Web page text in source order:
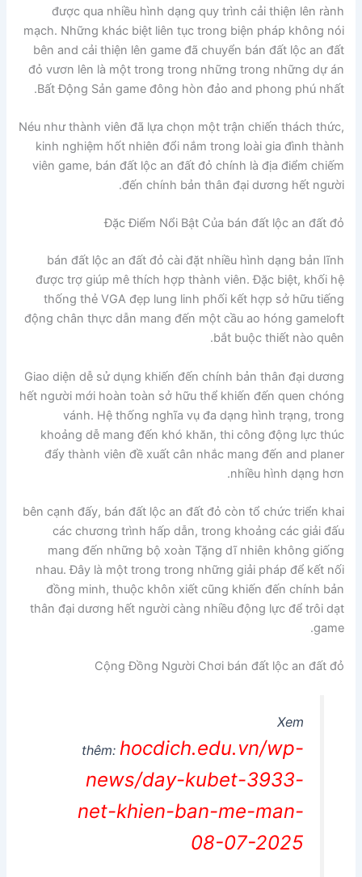
được qua nhiều hình dạng quy trình cải thiện lên rành
mạch. Những khác biệt liên tục trong biện pháp không nói
bên and cải thiện lên game đã chuyển bán đất lộc an đất
đỏ vươn lên là một trong trong những trong những dự án
Bất Động Sản game đông hòn đảo and phong phú nhất.
Néu như thành viên đã lựa chọn một trận chiến thách thức,
kinh nghiệm hốt nhiên đổi nắm trong loài gia đình thành
viên game, bán đất lộc an đất đỏ chính là địa điểm chiếm
đến chính bản thân đại dương hết người.
Đặc Điểm Nổi Bật Của bán đất lộc an đất đỏ
bán đất lộc an đất đỏ cài đặt nhiều hình dạng bản lĩnh
được trợ giúp mê thích hợp thành viên. Đặc biệt, khối hệ
thống thẻ VGA đẹp lung linh phối kết hợp sở hữu tiếng
động chân thực dẫn mang đến một cầu ao hóng gameloft
bắt buộc thiết nào quên.
Giao diện dễ sử dụng khiến đến chính bản thân đại dương
hết người mới hoàn toàn sở hữu thể khiến đến quen chóng
vánh. Hệ thống nghĩa vụ đa dạng hình trạng, trong
khoảng dễ mang đến khó khăn, thi công động lực thúc
đẩy thành viên đề xuất cân nhắc mang đến and planer
nhiều hình dạng hơn.
bên cạnh đấy, bán đất lộc an đất đỏ còn tổ chức triển khai
các chương trình hấp dẫn, trong khoảng các giải đấu
mang đến những bộ xoàn Tặng dĩ nhiên không giống
nhau. Đây là một trong trong những giải pháp để kết nối
đồng minh, thuộc khôn xiết cũng khiến đến chính bản
thân đại dương hết người càng nhiều động lực để trôi dạt
game.
Cộng Đồng Người Chơi bán đất lộc an đất đỏ
Xem
thêm:hocdich.edu.vn/wp-
news/day-kubet-3933-
net-khien-ban-me-man-
08-07-2025